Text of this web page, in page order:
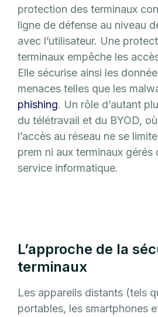
protection des terminaux
ligne de défense au niveau
avec l’utilisateur. Une
terminaux empêche les
Elle sécurise ainsi les
menaces telles que les
phishing. Un rôle d’autant
du télétravail et du BYOD,
l’accès au réseau ne se
prem ni aux terminaux
service informatique.
L’approche de la
terminaux
Les appareils distants (tels
portables, les smartphones